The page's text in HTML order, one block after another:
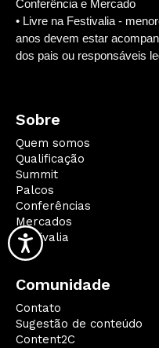
Conferência e Mercado
• Livre na Festivalia -
anos devem estar
dos pais ou responsáveis
Sobre
Quem somos
Qualificação
Summit
Palcos
Conferências
Mercados
Festivalia
Comunidade
Contato
Sugestão de conteúdo
Content2C